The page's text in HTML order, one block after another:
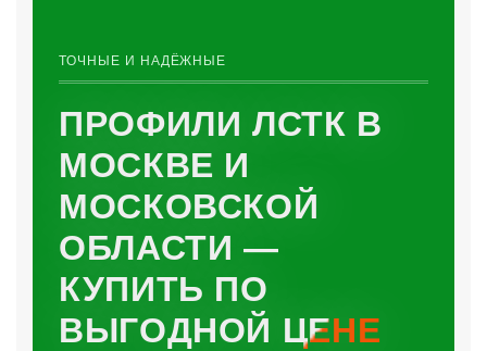
ТОЧНЫЕ И НАДЁЖНЫЕ
ПРОФИЛИ ЛСТК В
МОСКВЕ И
МОСКОВСКОЙ
ОБЛАСТИ —
КУПИТЬ ПО
ВЫГОДНОЙ ЦЕНЕ